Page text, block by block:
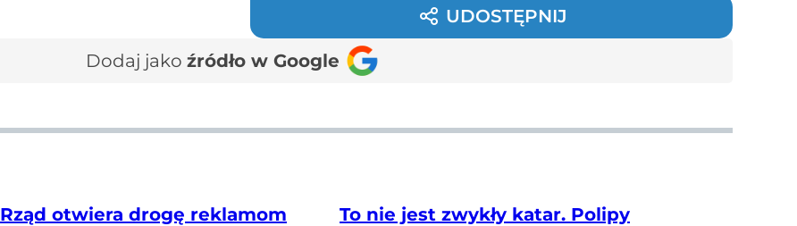
UDOSTĘPNIJ
Dodaj jako źródło w Google
Rząd otwiera drogę reklamom
To nie jest zwykły katar. Polipy